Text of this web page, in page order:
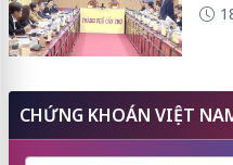
CHỨNG KHOÁN VIỆT